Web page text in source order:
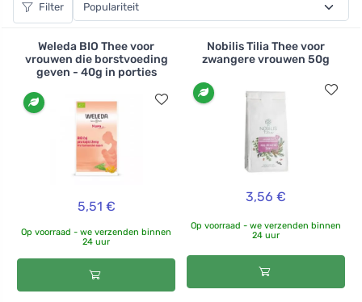
Filter
Weleda BIO Thee voor
vrouwen die borstvoeding
geven - 40g in porties
5,51 €
Op voorraad - we verzenden binnen
24 uur
Nobilis Tilia Thee voor
zwangere vrouwen 50g
3,56 €
Op voorraad - we verzenden binnen
24 uur